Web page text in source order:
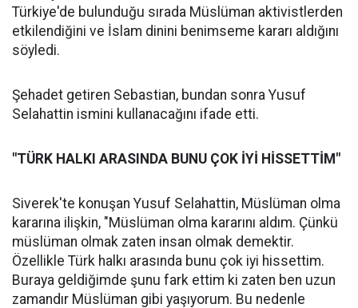
Türkiye'de bulunduğu sırada Müslüman aktivistlerden
etkilendiğini ve İslam dinini benimseme kararı aldığını
söyledi.
Şehadet getiren Sebastian, bundan sonra Yusuf
Selahattin ismini kullanacağını ifade etti.
"TÜRK HALKI ARASINDA BUNU ÇOK İYİ HİSSETTİM"
Siverek'te konuşan Yusuf Selahattin, Müslüman olma
kararına ilişkin, "Müslüman olma kararını aldım. Çünkü
müslüman olmak zaten insan olmak demektir.
Özellikle Türk halkı arasında bunu çok iyi hissettim.
Buraya geldiğimde şunu fark ettim ki zaten ben uzun
zamandır Müslüman gibi yaşıyorum. Bu nedenle